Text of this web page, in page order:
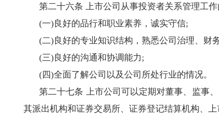
第二十六条 上市公司从事投资者关系管理工
(一)良好的品行和职业素养，诚实守信;
(二)良好的专业知识结构，熟悉公司治理、财
(三)良好的沟通和协调能力;
(四)全面了解公司以及公司所处行业的情况。
第二十七条 上市公司可以定期对董事、监事
其派出机构和证券交易所、证券登记结算机构、